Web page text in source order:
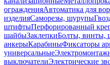
огражденияАвтоматика для
изделияСаморезы, шурупы
штифтыПерфорированный
шайбыЗаклепкиБолты, винты,
анкерыКарабиныФиксаторы
универсальные
выключателиЭлектрические